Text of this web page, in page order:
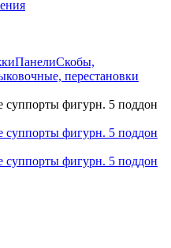
ПанелиCкобы,
перестановки
фигурн. 5 поддон